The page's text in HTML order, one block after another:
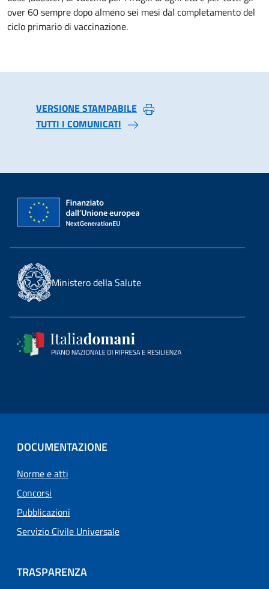
over 60 sempre dopo almeno sei mesi dal completamento del
ciclo primario di vaccinazione.
VERSIONE STAMPABILE
TUTTI I COMUNICATI
Ministero della Salute
DOCUMENTAZIONE
Norme e atti
Concorsi
Pubblicazioni
Servizio Civile Universale
TRASPARENZA